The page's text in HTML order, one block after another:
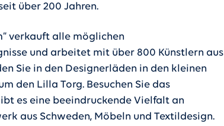
über 200 Jahren.
verkauft alle möglichen
und arbeitet mit über 800 Künstlern aus
Sie in den Designerläden in den kleinen
den Lilla Torg. Besuchen Sie das
es eine beeindruckende Vielfalt an
aus Schweden, Möbeln und Textildesign.